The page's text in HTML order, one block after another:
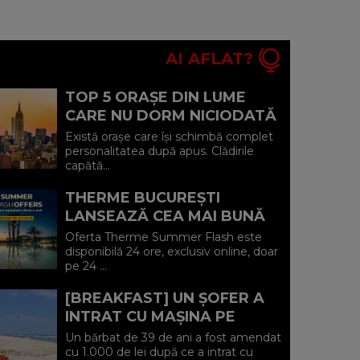
AI AFLAT?
TOP 5 ORAȘE DIN LUME
CARE NU DORM NICIODATĂ
ȘI POVEȘTILE DIN SPATELE
CELOR MAI CELEBRE
BULEVARDE DE ...
Există orașe care își schimbă complet
personalitatea după apus. Clădirile
capătă...
THERME BUCUREȘTI
LANSEAZĂ CEA MAI BUNĂ
OFERTĂ A VERII: MINUS 20%
LA VOUCHERE, DOAR PE 24
IULIE (P)...
Oferta Therme Summer Flash este
disponibilă 24 ore, exclusiv online, doar
pe 24 ...
[BREAKFAST] UN ȘOFER A
INTRAT CU MAȘINA PE
PLAJA DIN VADU ȘI A FOST
AMENDAT.
Un bărbat de 39 de ani a fost amendat
cu 1.000 de lei după ce a intrat cu